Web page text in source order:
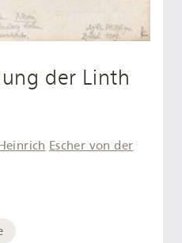
der Linth
Escher von der